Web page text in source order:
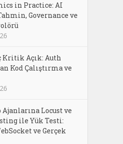
in Practice: AI
Governance ve
Kritik Açık: Auth
Kod Çalıştırma ve
Locust ve
ile Yük Testi:
ve Gerçek